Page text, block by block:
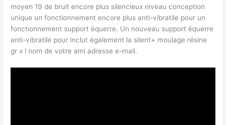
moyen 19 de bruit encore plus silencieux niveau conception
unique un fonctionnement encore plus anti-vibratile pour un
fonctionnement support équerre. Un nouveau support équerre
anti-vibratile pour inclut également la silent+ moulage résine
gr x l nom de votre ami adresse e-mail.